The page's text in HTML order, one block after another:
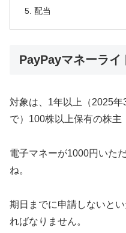
配当
PayPayマネーライ
対象は、1年以上（2025
で）100株以上保有の株主
電子マネーが1000円いた
ね。
期日までに申請しないと
ればなりません。